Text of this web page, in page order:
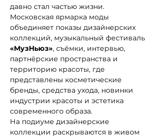
давно стал частью жизни.
Московская ярмарка моды
объединяет показы дизайнерских
коллекций, музыкальный фестиваль
«МузНьюз», съёмки, интервью,
партнёрские пространства и
территорию красоты, где
представлены косметические
бренды, средства ухода, новинки
индустрии красоты и эстетика
современного образа.
На подиуме дизайнерские
коллекции раскрываются в живом